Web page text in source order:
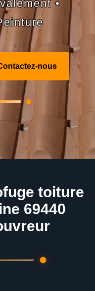
•
nous
toiture
69440